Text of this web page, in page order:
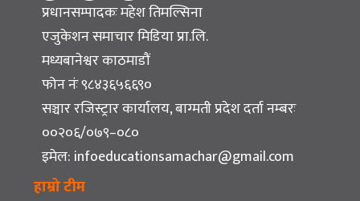
प्रधानसम्पादकः महेश तिमल्सिना
एजुकेशन समाचार मिडिया प्रा.लि.
मध्यबानेश्वर काठमाडौं
फोन नंः ९८४३६५६६९०
सञ्चार रजिस्ट्रार कार्यालय, बाग्मती प्रदेश दर्ता नम्बरः
००२०६/०७९–०८०
इमेल: infoeducationsamachar@gmail.com
हाम्रो टीम